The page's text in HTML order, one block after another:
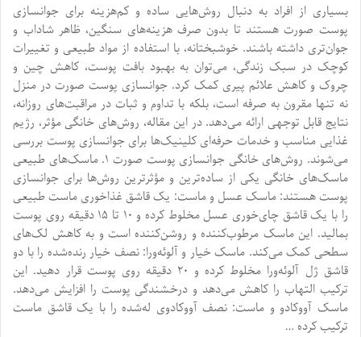
بسیاری از افراد به دنبال روش‌هایی ساده و کم‌هزینه برای جوانسازی
پوست صورت هستند تا بدون صرف هزینه‌های سنگین، ظاهر شاداب و
جوان‌تری داشته باشند. خوشبختانه، با استفاده از مواد طبیعی و تغییرات
کوچک در سبک زندگی، می‌توان به بهبود بافت پوست، کاهش چین و
چروک و کاهش علائم پیری کمک کرد. جوانسازی پوست صورت در منزل
نه تنها مقرون به صرفه است، بلکه با تداوم و ثبات در مراقبت‌های روزانه،
نتایج قابل توجهی ارائه می‌دهد. در این مقاله، روش‌های خانگی مؤثر، رژیم
غذایی مناسب و خدمات حرفه‌ای کلینیک‌ها برای جوانسازی پوست بررسی
می‌شوند. روش‌های خانگی جوانسازی پوست صورت ۱. ماسک‌های طبیعی
ماسک‌های خانگی یکی از ساده‌ترین و مؤثرترین روش‌ها برای جوانسازی
پوست هستند: ماسک عسل و ماست: یک قاشق غذاخوری ماست طبیعی
را با یک قاشق چای‌خوری عسل مخلوط کرده و ۱۰ تا ۱۵ دقیقه روی پوست
بمالید. این ماسک مرطوب‌کننده و روشن‌کننده است و به کاهش لک‌های
سطحی کمک می‌کند. ماسک خیار و آلوئه‌ورا: نصف خیار رنده‌شده را با دو
قاشق ژل آلوئه‌ورا مخلوط کرده و ۲۰ دقیقه روی پوست قرار دهید. این
ترکیب التهاب را کاهش می‌دهد و درخشندگی پوست را افزایش می‌دهد.
ماسک آووکادو و ماست: نصف آووکادوی له‌شده را با یک قاشق ماست
ترکیب کرده …